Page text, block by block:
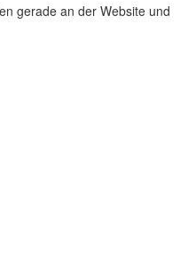
gerade an der Website und